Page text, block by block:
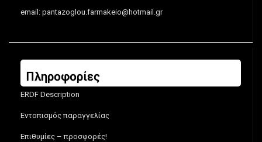
email: pantazoglou.farmakeio@hotmail.gr
Πληροφορίες
ERDF Description
Εντοπισμός παραγγελίας
Επιθυμίες – προσφορές!